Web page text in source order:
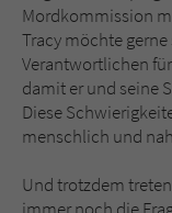
Mordkommission
Tracy möchte
Verantwortlichen
damit er und seine
Diese
menschlich und
Und trotzdem
immer noch die